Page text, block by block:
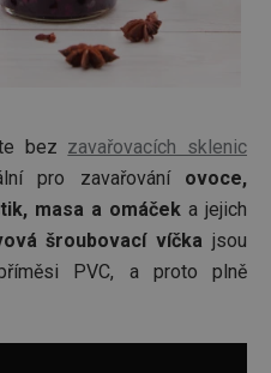
bez zavařovacích sklenic
pro zavařování ovoce,
masa a omáček a jejich
šroubovací víčka jsou
PVC, a proto plně